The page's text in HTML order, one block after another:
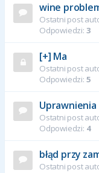
wine
Ostatni post
Odpowiedzi: 3
[+] Ma
Ostatni post
Odpowiedzi: 5
Ostatni post
Odpowiedzi: 4
błąd przy
Ostatni post